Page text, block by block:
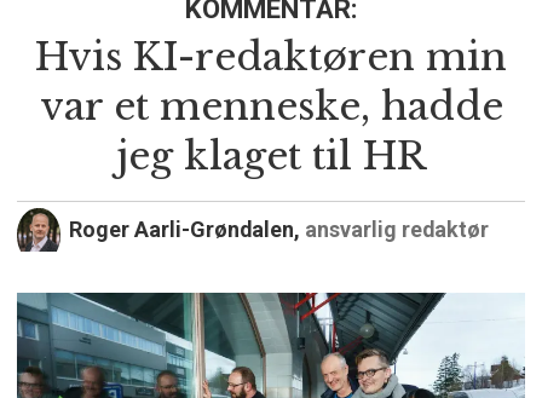
KOMMENTAR:
Hvis KI-redaktøren min
var et menneske, hadde
jeg klaget til HR
Roger Aarli-Grøndalen, ansvarlig redaktør